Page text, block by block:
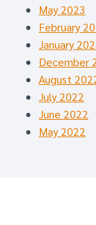
May 2023
February
January
December
August
July 2022
June 2022
May 2022